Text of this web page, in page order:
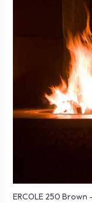
ERCOLE 250